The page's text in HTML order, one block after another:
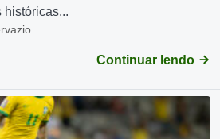
históricas...
Continuar lendo